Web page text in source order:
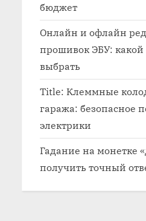
бюджет
Онлайн и офлайн
прошивок ЭБУ: какой
выбрать
Title: Клеммные
гаража: безопасное
электрики
Гадание на монетке
получить точный